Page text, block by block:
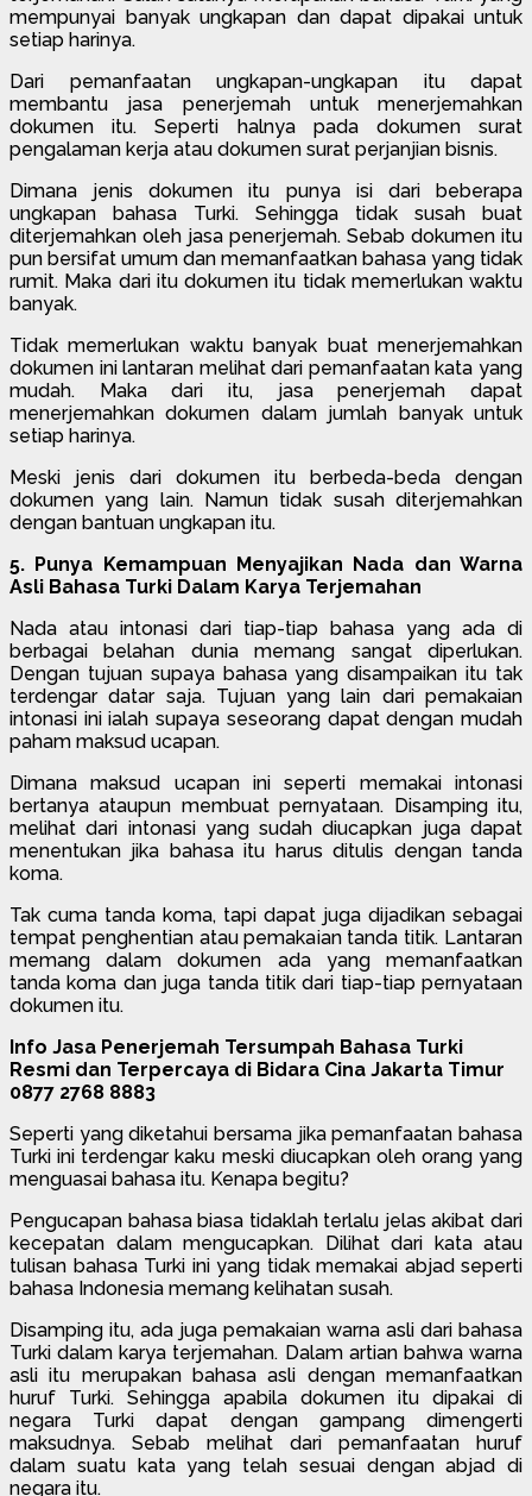
mempunyai banyak ungkapan dan dapat dipakai untuk
setiap harinya.
Dari pemanfaatan ungkapan-ungkapan itu dapat
membantu jasa penerjemah untuk menerjemahkan
dokumen itu. Seperti halnya pada dokumen surat
pengalaman kerja atau dokumen surat perjanjian bisnis.
Dimana jenis dokumen itu punya isi dari beberapa
ungkapan bahasa Turki. Sehingga tidak susah buat
diterjemahkan oleh jasa penerjemah. Sebab dokumen itu
pun bersifat umum dan memanfaatkan bahasa yang tidak
rumit. Maka dari itu dokumen itu tidak memerlukan waktu
banyak.
Tidak memerlukan waktu banyak buat menerjemahkan
dokumen ini lantaran melihat dari pemanfaatan kata yang
mudah. Maka dari itu, jasa penerjemah dapat
menerjemahkan dokumen dalam jumlah banyak untuk
setiap harinya.
Meski jenis dari dokumen itu berbeda-beda dengan
dokumen yang lain. Namun tidak susah diterjemahkan
dengan bantuan ungkapan itu.
5. Punya Kemampuan Menyajikan Nada dan Warna
Asli Bahasa Turki Dalam Karya Terjemahan
Nada atau intonasi dari tiap-tiap bahasa yang ada di
berbagai belahan dunia memang sangat diperlukan.
Dengan tujuan supaya bahasa yang disampaikan itu tak
terdengar datar saja. Tujuan yang lain dari pemakaian
intonasi ini ialah supaya seseorang dapat dengan mudah
paham maksud ucapan.
Dimana maksud ucapan ini seperti memakai intonasi
bertanya ataupun membuat pernyataan. Disamping itu,
melihat dari intonasi yang sudah diucapkan juga dapat
menentukan jika bahasa itu harus ditulis dengan tanda
koma.
Tak cuma tanda koma, tapi dapat juga dijadikan sebagai
tempat penghentian atau pemakaian tanda titik. Lantaran
memang dalam dokumen ada yang memanfaatkan
tanda koma dan juga tanda titik dari tiap-tiap pernyataan
dokumen itu.
Info Jasa Penerjemah Tersumpah Bahasa Turki
Resmi dan Terpercaya di Bidara Cina Jakarta Timur
0877 2768 8883
Seperti yang diketahui bersama jika pemanfaatan bahasa
Turki ini terdengar kaku meski diucapkan oleh orang yang
menguasai bahasa itu. Kenapa begitu?
Pengucapan bahasa biasa tidaklah terlalu jelas akibat dari
kecepatan dalam mengucapkan. Dilihat dari kata atau
tulisan bahasa Turki ini yang tidak memakai abjad seperti
bahasa Indonesia memang kelihatan susah.
Disamping itu, ada juga pemakaian warna asli dari bahasa
Turki dalam karya terjemahan. Dalam artian bahwa warna
asli itu merupakan bahasa asli dengan memanfaatkan
huruf Turki. Sehingga apabila dokumen itu dipakai di
negara Turki dapat dengan gampang dimengerti
maksudnya. Sebab melihat dari pemanfaatan huruf
dalam suatu kata yang telah sesuai dengan abjad di
negara itu.